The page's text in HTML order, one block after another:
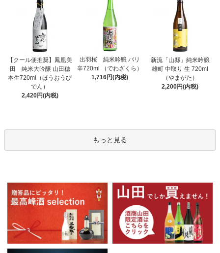
【クール便推奨】鳳凰美
田 純米大吟醸 山田穂
本生720ml（ほうおうび
でん）
2,420円(内税)
出羽桜 純米吟醸 バリ
辛720ml （でわざくら）
1,716円(内税)
新流「山縣」純米吟醸
雄町 中取り 生 720ml
（やまがた）
2,200円(内税)
もっと見る